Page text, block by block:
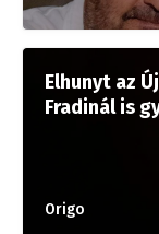
Elhunyt az
Fradinál is
Origo